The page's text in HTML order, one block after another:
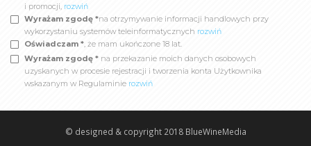
i promocji, rozwiń
Wyrażam zgodę *na otrzymywanie informacji handlowych przy
wykorzystaniu systemów teleinformatycznych rozwiń
Oświadczam *, że mam ukończone 18 lat.
Wyrażam zgodę * na przekazanie moich danych osobowych
uzyskanych w procesie rejestracji i tworzenia konta Użytkownika
wskazanym w Regulaminie rozwiń
© designed & copyright 2018 BlueWineMedia